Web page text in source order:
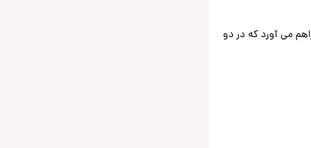
می آورد که در دو